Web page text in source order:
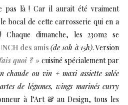
pas là ! Car il aurait été vraiment
bocal de cette carrosserie qui en a
dimanche, les 230m2 se
des amis (de 10h à 15h). Version
quoi ? » cuisiné spécialement par
chaude ou vin + maxi assiette salée
de légumes, wings marinés curry
à l’Art & au Design, tous les